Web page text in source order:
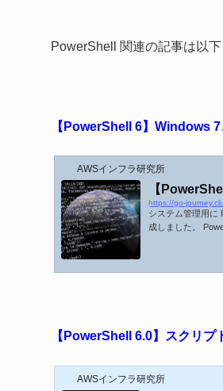
PowerShell 関連の記事は以下
【PowerShell 6】Windows
AWSインフラ研究所
【
https://go-
システム管理用に
成しました。
【PowerShell 6.0】スクリプ
AWSインフラ研究所